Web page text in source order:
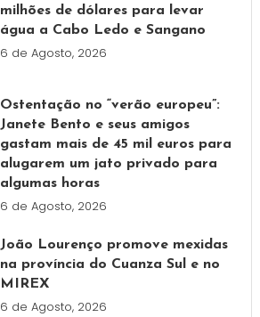
milhões de dólares para levar
água a Cabo Ledo e Sangano
6 de Agosto, 2026
Ostentação no “verão europeu”:
Janete Bento e seus amigos
gastam mais de 45 mil euros para
alugarem um jato privado para
algumas horas
6 de Agosto, 2026
João Lourenço promove mexidas
na província do Cuanza Sul e no
MIREX
6 de Agosto, 2026